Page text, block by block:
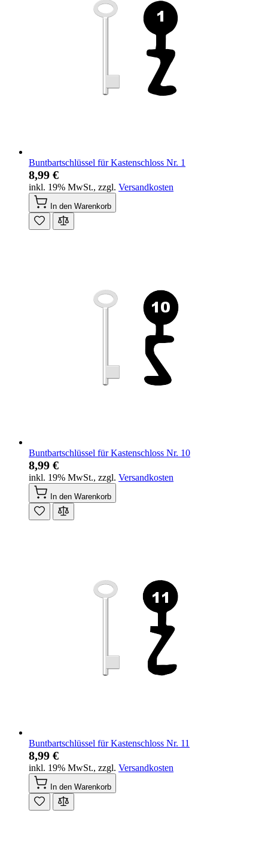
Buntbartschlüssel für Kastenschloss Nr. 1
8,99 €
inkl. 19% MwSt., zzgl. Versandkosten
In den Warenkorb
Buntbartschlüssel für Kastenschloss Nr. 10
8,99 €
inkl. 19% MwSt., zzgl. Versandkosten
In den Warenkorb
Buntbartschlüssel für Kastenschloss Nr. 11
8,99 €
inkl. 19% MwSt., zzgl. Versandkosten
In den Warenkorb